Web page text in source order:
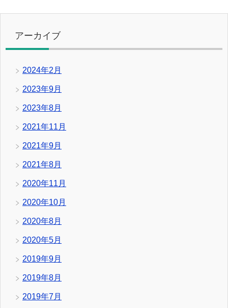
アーカイブ
2024年2月
2023年9月
2023年8月
2021年11月
2021年9月
2021年8月
2020年11月
2020年10月
2020年8月
2020年5月
2019年9月
2019年8月
2019年7月